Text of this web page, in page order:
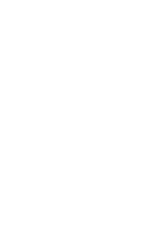
من فتحة
وقد خططت
السجّان
الأحرار
عقيدة